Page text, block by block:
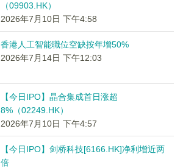
（09903.HK）
2026年7月10日 下午4:58
香港人工智能職位空缺按年增50%
2026年7月14日 下午12:03
【今日IPO】晶合集成首日涨超
8%（02249.HK）
2026年7月10日 下午4:57
【今日IPO】剑桥科技[6166.HK]净利增近两
倍